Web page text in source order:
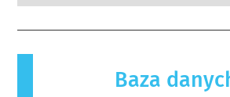
funkcjonowania układu
mogą zawierać składniki, które
osób mogą okazać się
Baza